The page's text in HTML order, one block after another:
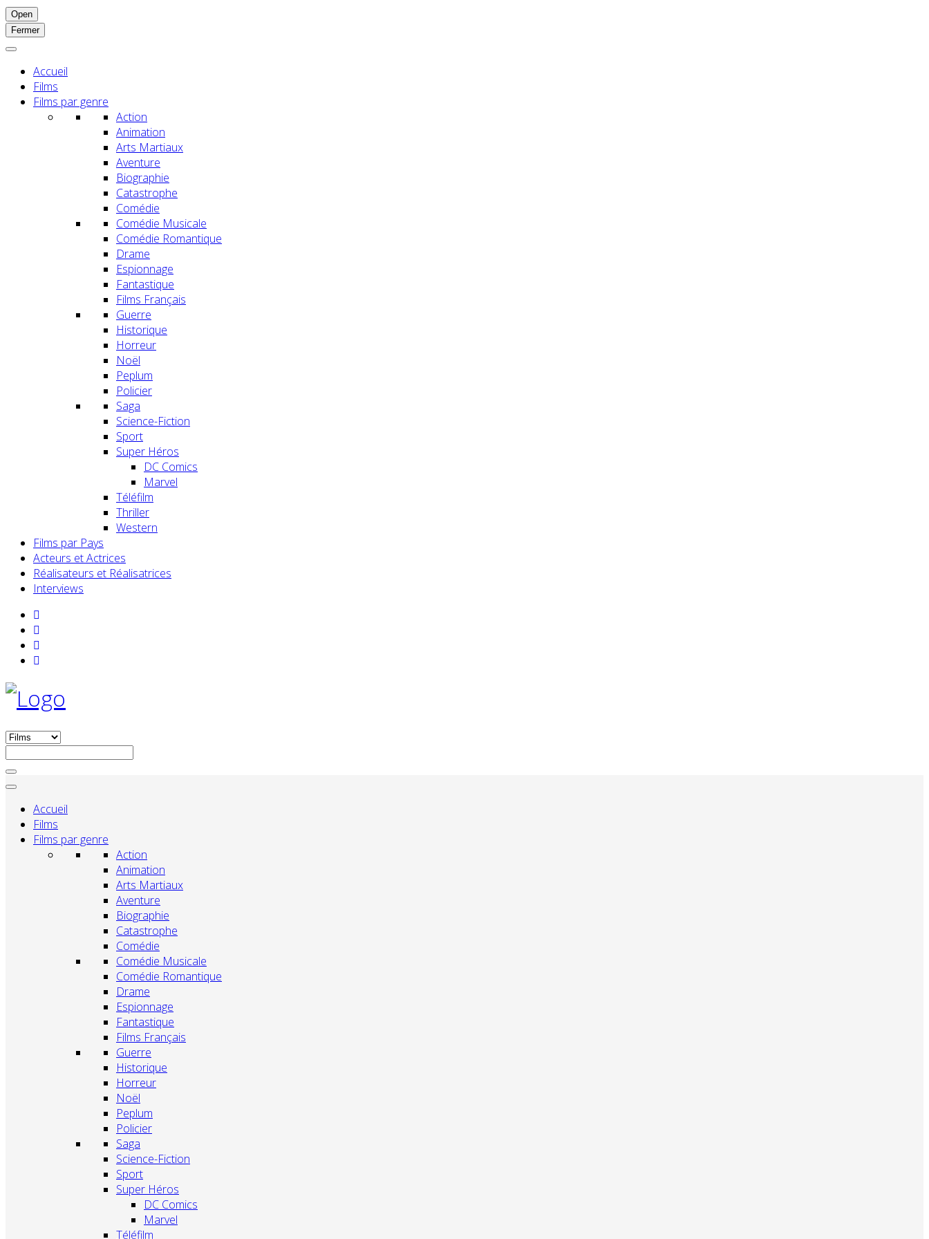
Open
Fermer
Accueil
Films
Films par genre
Action
Animation
Arts Martiaux
Aventure
Biographie
Catastrophe
Comédie
Comédie Musicale
Comédie Romantique
Drame
Espionnage
Fantastique
Films Français
Guerre
Historique
Horreur
Noël
Peplum
Policier
Saga
Science-Fiction
Sport
Super Héros
DC Comics
Marvel
Téléfilm
Thriller
Western
Films par Pays
Acteurs et Actrices
Réalisateurs et Réalisatrices
Interviews
Accueil
Films
Films par genre
Action
Animation
Arts Martiaux
Aventure
Biographie
Catastrophe
Comédie
Comédie Musicale
Comédie Romantique
Drame
Espionnage
Fantastique
Films Français
Guerre
Historique
Horreur
Noël
Peplum
Policier
Saga
Science-Fiction
Sport
Super Héros
DC Comics
Marvel
Téléfilm